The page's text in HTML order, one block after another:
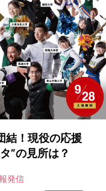
結！現役の応援
”の見所は？
発信